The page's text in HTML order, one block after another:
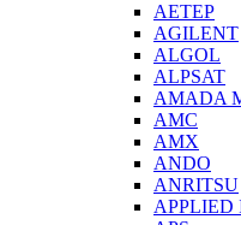
AETEP
AGILENT
ALGOL
ALPSAT
AMADA
AMC
AMX
ANDO
ANRITSU
APPLIED